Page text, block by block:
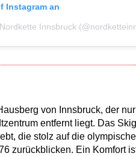
Instagram an
Innsbruck
von Innsbruck, der
entfernt liegt. Das
die stolz auf die
zurückblicken. Ein Komfort